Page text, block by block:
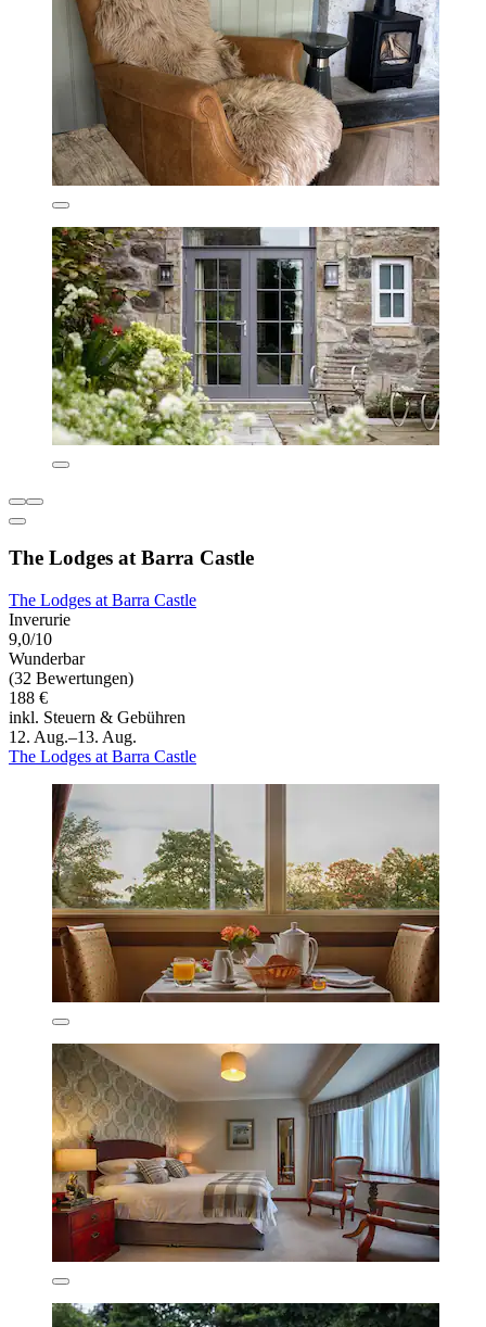
The Lodges at Barra Castle
The Lodges at Barra Castle
Inverurie
9,0/10
Wunderbar
(32 Bewertungen)
188 €
inkl. Steuern & Gebühren
12. Aug.–13. Aug.
The Lodges at Barra Castle